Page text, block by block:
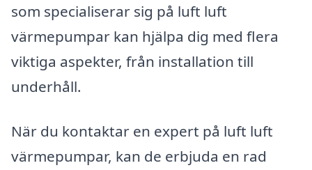
som specialiserar sig på luft luft
värmepumpar kan hjälpa dig med flera
viktiga aspekter, från installation till
underhåll.
När du kontaktar en expert på luft luft
värmepumpar, kan de erbjuda en rad